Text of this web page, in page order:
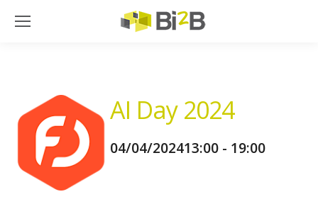
AI Day 2024
04/04/202413:00 - 19:00